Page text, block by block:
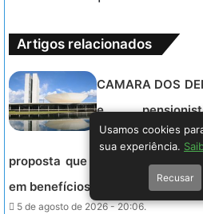
Artigos relacionados
CAMARA DOS
e
proposta que altera regras de
em benefícios do INSS.
5 de agosto de 2026 - 20:06.
Usamos cookies
sua experiência.
Recusar